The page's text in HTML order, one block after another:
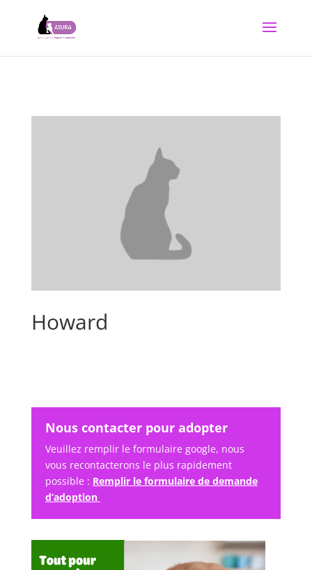
Howard
Nous contacter pour adopter
Veuillez remplir le formulaire google, nous
vous recontacterons le plus rapidement
possible : Remplir le formulaire de demande
d’adoption